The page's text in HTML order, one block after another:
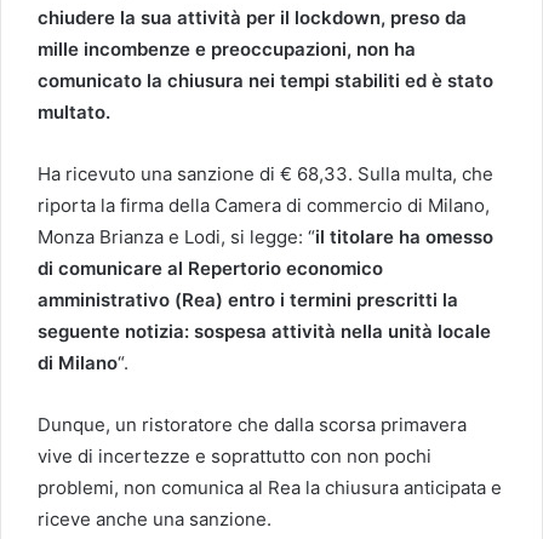
chiudere la sua attività per il lockdown, preso da
mille incombenze e preoccupazioni, non ha
comunicato la chiusura nei tempi stabiliti ed è stato
multato.
Ha ricevuto una sanzione di € 68,33. Sulla multa, che
riporta la firma della Camera di commercio di Milano,
Monza Brianza e Lodi, si legge: “il titolare ha omesso
di comunicare al Repertorio economico
amministrativo (Rea) entro i termini prescritti la
seguente notizia: sospesa attività nella unità locale
di Milano“.
Dunque, un ristoratore che dalla scorsa primavera
vive di incertezze e soprattutto con non pochi
problemi, non comunica al Rea la chiusura anticipata e
riceve anche una sanzione.